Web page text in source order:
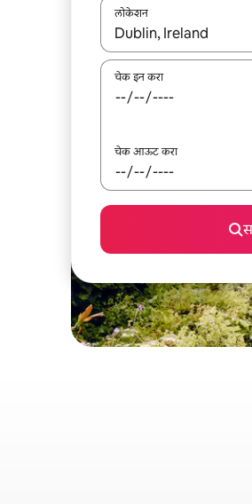
लोकेशन
जेव्हा परिणाम उपलब्ध
चेक इन करा
चेक आऊट करा